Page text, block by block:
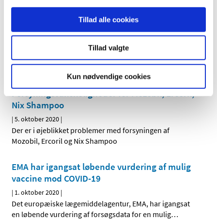
Tillad alle cookies
Tillad valgte
Kun nødvendige cookies
EMA: Åbenhed og videnskabelig
uafhængighed grundlag for godkendelse af
vacciner mod COVID-19 i EU
Det europæiske medicinalagentur EMA har offentliggjort
en meddelelse om, agenturets høje standarder for…
Forsyningsvanskeligheder for Mozobil, Ercoril,
Nix Shampoo
| 5. oktober 2020 |
Der er i øjeblikket problemer med forsyningen af
Mozobil, Ercoril og Nix Shampoo
EMA har igangsat løbende vurdering af mulig
vaccine mod COVID-19
| 1. oktober 2020 |
Det europæiske lægemiddelagentur, EMA, har igangsat
en løbende vurdering af forsøgsdata for en mulig…